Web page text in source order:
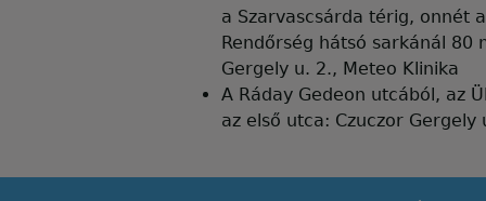
a Szarvascsárda térig, onnét
Rendőrség hátsó sarkánál 80
Gergely u. 2., Meteo Klinika
A Ráday Gedeon utcából, az
az első utca: Czuczor Gergely